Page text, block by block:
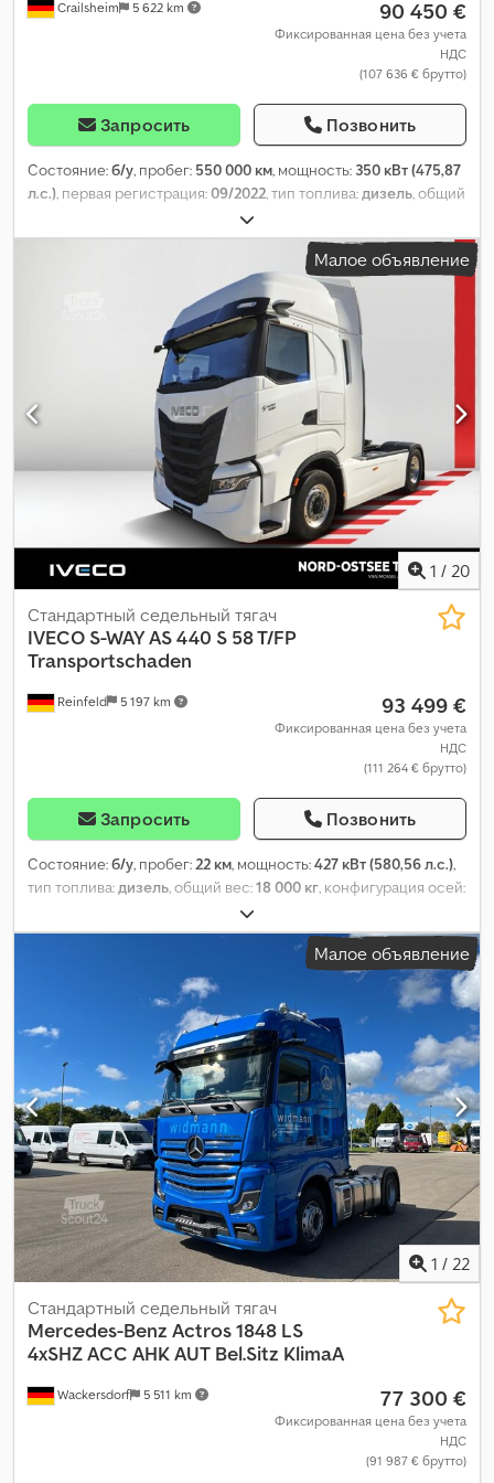
Crailsheim 5 622 km 90 450 €
Фиксированная цена без учета
НДС
(107 636 € брутто)
Запросить Позвонить
Состояние:б/у, пробег: 550 000 км, мощность: 350 кВт (475,87
л.с.), первая регистрация:09/2022, тип топлива:дизель, общий
дизель, тормоза:
синий, тип передачи:автоматический, класс выбросов:Евро
, Оборудование:ABS,
гидроусилитель руля, кондиционер, круиз-контроль,
отопитель стояночный, охладительный агрегат, подогрев
сиденья, подушка безопасности, прицепное устройство,
сажевый фильтр, система контроля тяги, центральный
Малое объявление
1 / 20
Reinfeld 5 197 km
Стандартный седельный тягач
IVECO S-WAY AS 440 S 58 T/FP
Transportschaden
93 499 €
Фиксированная цена без учета
НДС
(111 264 € брутто)
Запросить Позвонить
Состояние:б/у, пробег: 22 км, мощность:427 кВт (580,56 л.с.),
тип топлива:дизель , общий вес:18 000 кг , конфигурация осей:
белый
автоматический, подвеска:воздух, общая ширина:2 550 мм,
, количество мест:2, Оборудование:
ABS, бортовой компьютер, гидроусилитель руля,
кондиционер, навигационная система, отопитель
стояночный, охладительный агрегат, подогрев сиденья,
подушка безопасности, сажевый фильтр, система
иммобилайзера, система контроля тяги, центральный
замок,
Малое объявление
1 / 22
Wackersdorf 5 511 km
Стандартный седельный тягач
Mercedes-Benz Actros 1848 LS
4xSHZ ACC AHK AUT Bel.Sitz KlimaA
77 300 €
Фиксированная цена без учета
НДС
(91 987 € брутто)